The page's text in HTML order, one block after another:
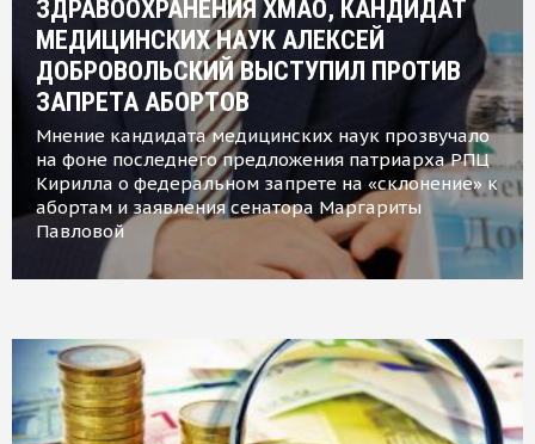
ЗДРАВООХРАНЕНИЯ ХМАО, КАНДИДАТ
МЕДИЦИНСКИХ НАУК АЛЕКСЕЙ
ДОБРОВОЛЬСКИЙ ВЫСТУПИЛ ПРОТИВ
ЗАПРЕТА АБОРТОВ
Мнение кандидата медицинских наук прозвучало
на фоне последнего предложения патриарха РПЦ
Кирилла о федеральном запрете на «склонение» к
абортам и заявления сенатора Маргариты
Павловой